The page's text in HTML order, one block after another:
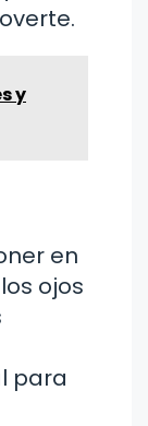
y
en
ojos
para